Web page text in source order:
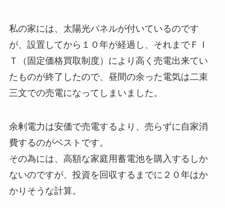
私の家には、太陽光パネルが付いているのです
が、設置してから１０年が経過し、それまでＦＩ
Ｔ（固定価格買取制度）により高く売電出来てい
たものが終了したので、昼間の余った電気は二束
三文での売電になってしまいました。
余剰電力は安価で売電するより、売らずに自家消
費するのがベストです。
その為には、高額な家庭用蓄電池を購入するしか
ないのですが、投資を回収するまでに２０年はか
かりそうな計算。